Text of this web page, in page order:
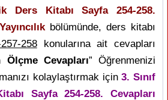
Ders Kitabı Sayfa 254-258.
bölümünde, ders kitabı
258konularına ait cevapları
Ölçme Cevapları” Öğrenmenizi
kolaylaştırmak için3. Sınıf
Sayfa 254-258. Cevapları